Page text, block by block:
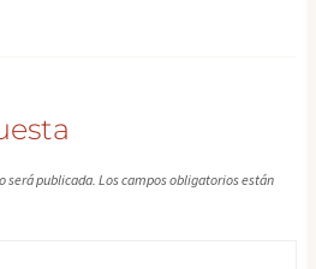
será publicada. Los campos obligatorios están